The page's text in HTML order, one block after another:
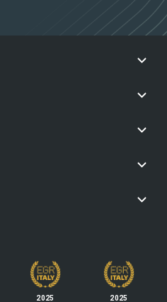
2025 2025